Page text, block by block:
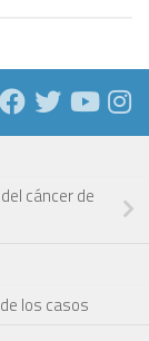
cáncer de
los casos